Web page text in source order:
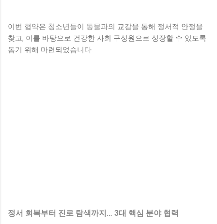
이번 협약은 청소년들이 동물과의 교감을 통해 정서적 안정을
찾고, 이를 바탕으로 건강한 사회 구성원으로 성장할 수 있도록
돕기 위해 마련되었습니다.
정서 회복부터 진로 탐색까지… 3대 핵심 분야 협력